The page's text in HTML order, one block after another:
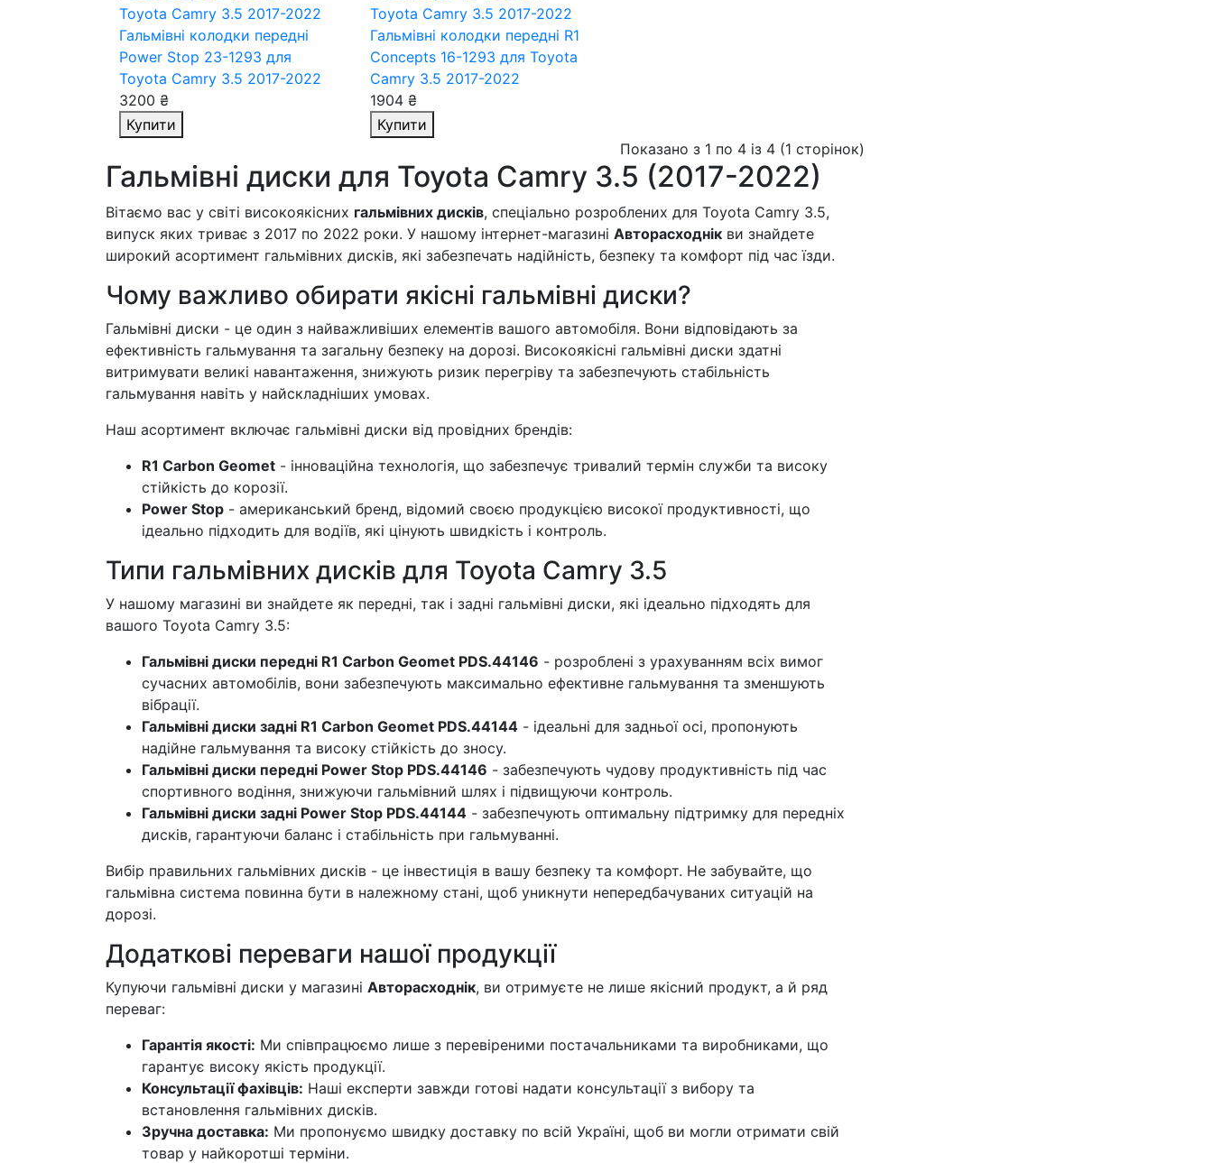
Гальмівні колодки передні
Power Stop 23-1293 для
Toyota Camry 3.5 2017-2022
3200 ₴
Купити
Гальмівні колодки передні R1
Concepts 16-1293 для Toyota
Camry 3.5 2017-2022
1904 ₴
Купити
Показано з 1 по 4 із 4 (1 сторінок)
Гальмівні диски для Toyota Camry 3.5 (2017-2022)
Вітаємо вас у світі високоякісних гальмівних дисків, спеціально розроблених для Toyota Camry 3.5,
випуск яких триває з 2017 по 2022 роки. У нашому інтернет-магазині Авторасходнік ви знайдете
широкий асортимент гальмівних дисків, які забезпечать надійність, безпеку та комфорт під час їзди.
Чому важливо обирати якісні гальмівні диски?
Гальмівні диски - це один з найважливіших елементів вашого автомобіля. Вони відповідають за
ефективність гальмування та загальну безпеку на дорозі. Високоякісні гальмівні диски здатні
витримувати великі навантаження, знижують ризик перегріву та забезпечують стабільність
гальмування навіть у найскладніших умовах.
Наш асортимент включає гальмівні диски від провідних брендів:
R1 Carbon Geomet - інноваційна технологія, що забезпечує тривалий термін служби та високу
стійкість до корозії.
Power Stop - американський бренд, відомий своєю продукцією високої продуктивності, що
ідеально підходить для водіїв, які цінують швидкість і контроль.
Типи гальмівних дисків для Toyota Camry 3.5
У нашому магазині ви знайдете як передні, так і задні гальмівні диски, які ідеально підходять для
вашого Toyota Camry 3.5:
Гальмівні диски передні R1 Carbon Geomet PDS.44146 - розроблені з урахуванням всіх вимог
сучасних автомобілів, вони забезпечують максимально ефективне гальмування та зменшують
вібрації.
Гальмівні диски задні R1 Carbon Geomet PDS.44144 - ідеальні для задньої осі, пропонують
надійне гальмування та високу стійкість до зносу.
Гальмівні диски передні Power Stop PDS.44146 - забезпечують чудову продуктивність під час
спортивного водіння, знижуючи гальмівний шлях і підвищуючи контроль.
Гальмівні диски задні Power Stop PDS.44144 - забезпечують оптимальну підтримку для передніх
дисків, гарантуючи баланс і стабільність при гальмуванні.
Вибір правильних гальмівних дисків - це інвестиція в вашу безпеку та комфорт. Не забувайте, що
гальмівна система повинна бути в належному стані, щоб уникнути непередбачуваних ситуацій на
дорозі.
Додаткові переваги нашої продукції
Купуючи гальмівні диски у магазині Авторасходнік, ви отримуєте не лише якісний продукт, а й ряд
переваг:
Гарантія якості: Ми співпрацюємо лише з перевіреними постачальниками та виробниками, що
гарантує високу якість продукції.
Консультації фахівців: Наші експерти завжди готові надати консультації з вибору та
встановлення гальмівних дисків.
Зручна доставка: Ми пропонуємо швидку доставку по всій Україні, щоб ви могли отримати свій
товар у найкоротші терміни.